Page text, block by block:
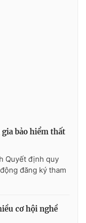
Nam
355 932
bảo hiểm thất
Quyết định quy
đăng ký tham
cơ hội nghề